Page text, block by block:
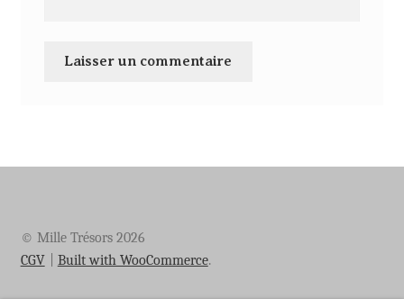
© Mille Trésors 2026
CGV
Built with WooCommerce.